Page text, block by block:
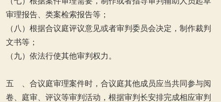
审理报告、类案检索报告等；
（八）根据合议庭评议意见或者审判委员会决定，制作裁判
文书等；
（九）依法行使其他审判权力。
五 、合议庭审理案件时，合议庭其他成员应当共同参与阅
卷、庭审、评议等审判活动，根据审判长安排完成相应审判